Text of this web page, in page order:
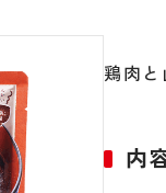
鶏肉と
内